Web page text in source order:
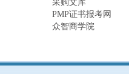
采购文库
PMP证书报考网
众智商学院